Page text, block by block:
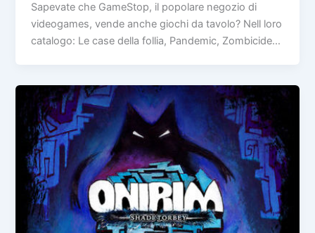
Sapevate che GameStop, il popolare negozio di
videogames, vende anche giochi da tavolo? Nell loro
catalogo: Le case della follia, Pandemic, Zombicide…